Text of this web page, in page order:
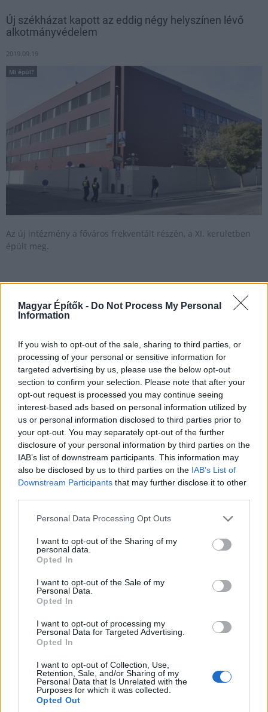
Magyar Építők - Do Not Process My Personal
Information
If you wish to opt-out of the sale, sharing to third parties, or
processing of your personal or sensitive information for
targeted advertising by us, please use the below opt-out
section to confirm your selection. Please note that after your
opt-out request is processed you may continue seeing
interest-based ads based on personal information utilized by
us or personal information disclosed to third parties prior to
your opt-out. You may separately opt-out of the further
disclosure of your personal information by third parties on the
IAB’s list of downstream participants. This information may
also be disclosed by us to third parties on the IAB’s List of
Downstream Participants that may further disclose it to other
Please note that this website/app uses one or more Google
not limited to your visit or usage behaviour. You may click to
grant or deny consent to Google and its third-party tags to
use your data for below specified purposes in below Google
consent section.
Personal Data Processing Opt Outs
I want to opt-out of the Sharing of my
personal data.
Opted In
I want to opt-out of the Sale of my
Personal Data.
Opted In
I want to opt-out of processing my
Personal Data for Targeted Advertising.
Opted In
I want to opt-out of Collection, Use,
Retention, Sale, and/or Sharing of my
Personal Data that Is Unrelated with the
Purposes for which it was collected.
Opted Out
Új székházat kapott az eddig négy helyszínen lévő
alkotmányvédelem
2019.09.19
Mi épül?
Az új intézmény a főváros frekventált részén, a XI. kerületben
épült meg.
Visszakaphatja eredeti belső szerkezetét az
Országház, elrajtolt a felújítás előkészítése
2025.01.06
A 8-10 évesre tervezett lefutású programban emellett többek
között modernizálnák az energetikai rendszert, valamint a cső-
és vezetékhálózatokat is. A képviselők átmenetileg az
Agrárminisztériumba költözhetnek majd – 4-5 év múlva.
Átadták a pécsi lánglovagok új laktanyáját
2022.10.27